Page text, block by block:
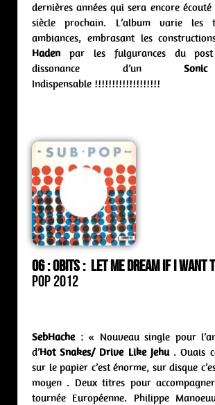
dernières années qui sera encore
siècle prochain. L’album varie les
ambiances, embrasant les
Haden par les fulgurances du
dissonance d’un
Indispensable !!!!!!!!!!!!!!!!!!!
06 : Obits : let me dream if i want
Pop 2012
SebHache: « Nouveau single pour
d’Hot Snakes/ Drive Like Jehu. Ouais
sur le papier c’est énorme, sur disque
moyen . Deux titres pour
tournée Européenne. Philippe